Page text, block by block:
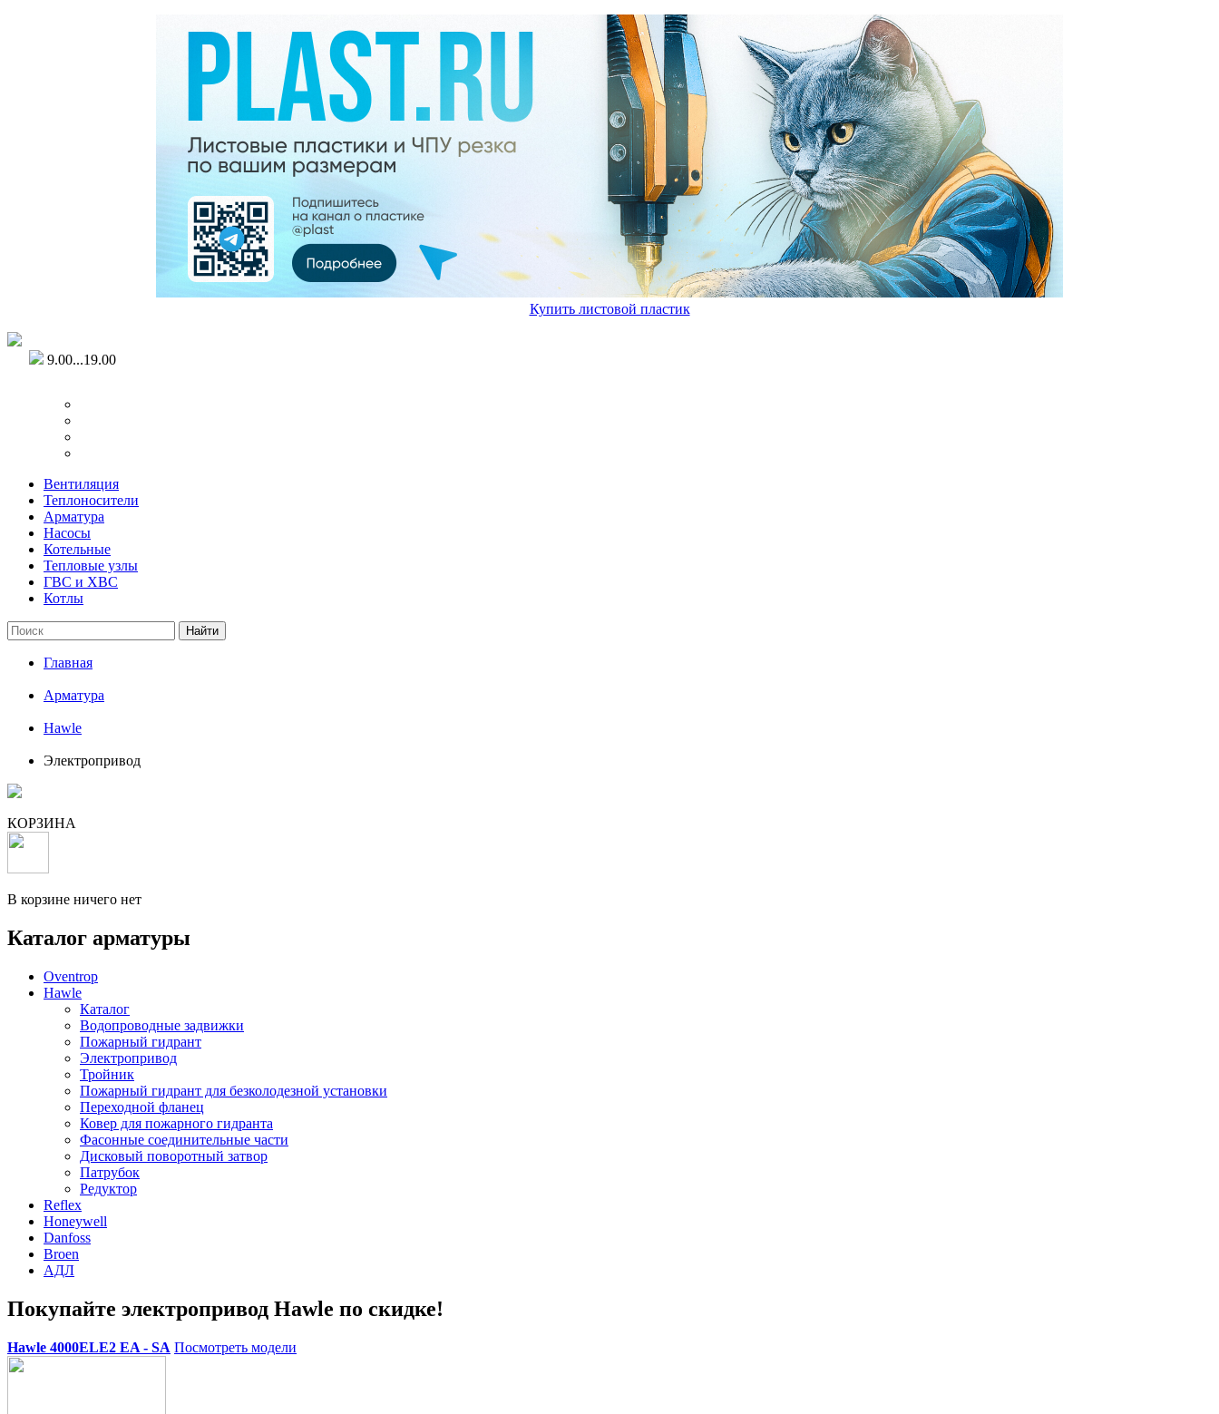
Купить листовой пластик
9.00...19.00
Вентиляция
Теплоносители
Арматура
Насосы
Котельные
Тепловые узлы
ГВС и ХВС
Котлы
Найти
Главная
Арматура
Hawle
Электропривод
КОРЗИНА
В корзине ничего нет
Каталог арматуры
Oventrop
Hawle
Каталог
Водопроводные задвижки
Пожарный гидрант
Электропривод
Тройник
Пожарный гидрант для безколодезной установки
Переходной фланец
Ковер для пожарного гидранта
Фасонные соединительные части
Дисковый поворотный затвор
Патрубок
Редуктор
Reflex
Honeywell
Danfoss
Broen
АДЛ
Покупайте электропривод Hawle по скидке!
Hawle 4000ELЕ2 EA - SA Посмотреть модели